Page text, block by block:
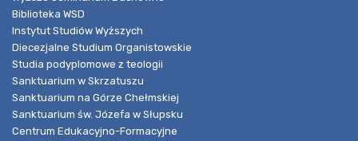
Biblioteka WSD
Instytut Studiów Wyższych
Diecezjalne Studium Organistowskie
Studia podyplomowe z teologii
Sanktuarium w Skrzatuszu
Sanktuarium na Górze Chełmskiej
Sanktuarium św. Józefa w Słupsku
Centrum Edukacyjno-Formacyjne